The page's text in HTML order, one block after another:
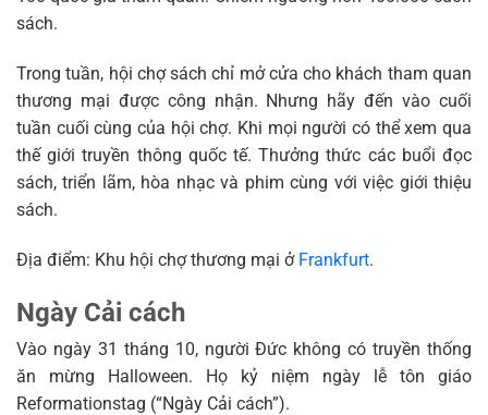
sách.
Trong tuần, hội chợ sách chỉ mở cửa cho khách tham quan
thương mại được công nhận. Nhưng hãy đến vào cuối
tuần cuối cùng của hội chợ. Khi mọi người có thể xem qua
thế giới truyền thông quốc tế. Thưởng thức các buổi đọc
sách, triển lãm, hòa nhạc và phim cùng với việc giới thiệu
sách.
Địa điểm: Khu hội chợ thương mại ở Frankfurt.
Ngày Cải cách
Vào ngày 31 tháng 10, người Đức không có truyền thống
ăn mừng Halloween. Họ kỷ niệm ngày lễ tôn giáo
Reformationstag (“Ngày Cải cách”).